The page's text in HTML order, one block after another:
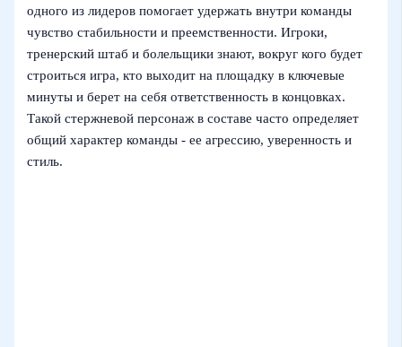
одного из лидеров помогает удержать внутри команды
чувство стабильности и преемственности. Игроки,
тренерский штаб и болельщики знают, вокруг кого будет
строиться игра, кто выходит на площадку в ключевые
минуты и берет на себя ответственность в концовках.
Такой стержневой персонаж в составе часто определяет
общий характер команды - ее агрессию, уверенность и
стиль.